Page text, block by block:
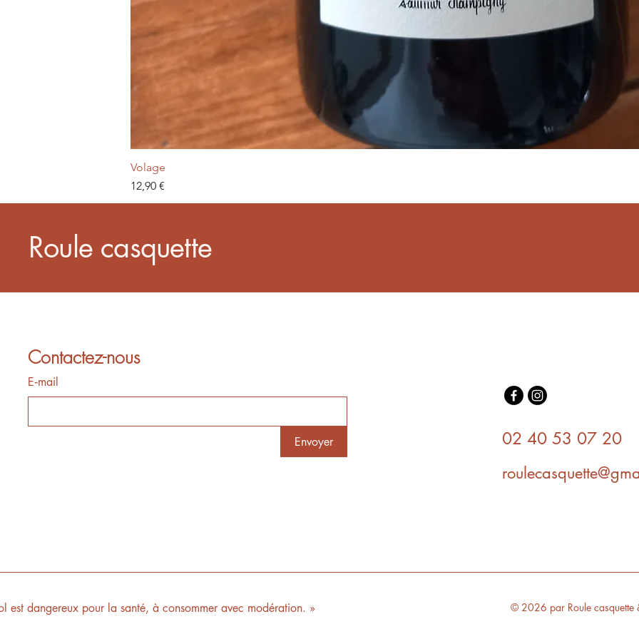
Volage
Prix
12,90 €
Roule casquette
Contactez-nous
E‑mail
Envoyer 02 40 53 07 20
est dangereux pour la santé, à consommer avec modération. » © 2026 par Roule